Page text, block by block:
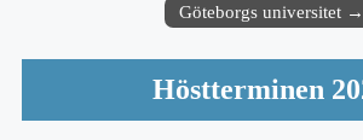
Göteborgs universitet →
Höstterminen